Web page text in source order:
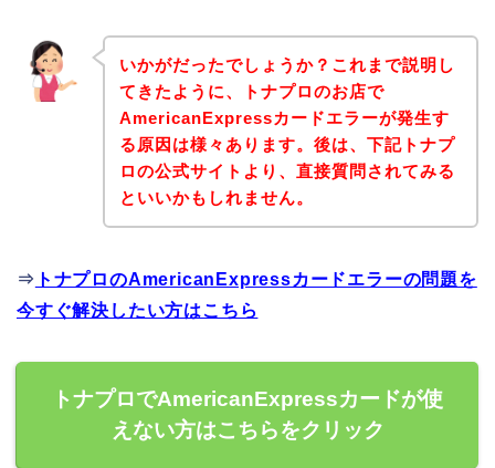
いかがだったでしょうか？これまで説明し
てきたように、トナプロのお店で
AmericanExpressカードエラーが発生す
る原因は様々あります。後は、下記トナプ
ロの公式サイトより、直接質問されてみる
といいかもしれません。
⇒ トナプロのAmericanExpressカードエラーの問題を
今すぐ解決したい方はこちら
トナプロでAmericanExpressカードが使
えない方はこちらをクリック